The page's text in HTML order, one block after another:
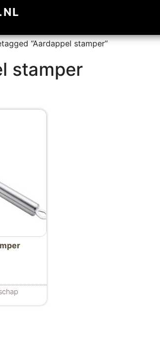
“Aardappel stamper”
stamper